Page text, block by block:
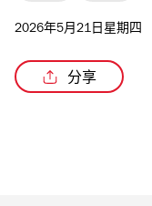
2026年5月21日星期四
分享